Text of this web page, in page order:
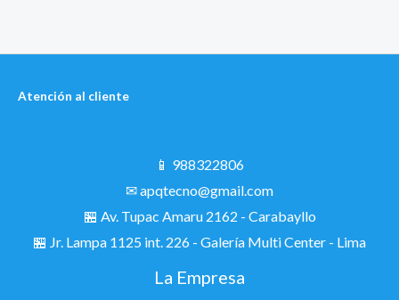
Atención al cliente
📱 988322806
✉ apqtecno@gmail.com
🏪 Av. Tupac Amaru 2162 - Carabayllo
🏪 Jr. Lampa 1125 int. 226 - Galería Multi Center - Lima
La Empresa